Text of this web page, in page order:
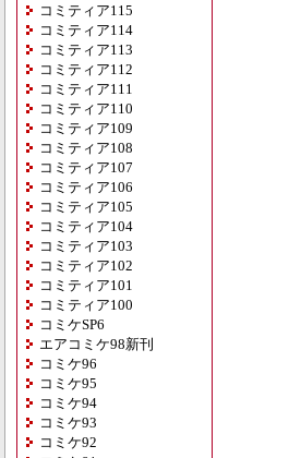
コミティア115
コミティア114
コミティア113
コミティア112
コミティア111
コミティア110
コミティア109
コミティア108
コミティア107
コミティア106
コミティア105
コミティア104
コミティア103
コミティア102
コミティア101
コミティア100
コミケSP6
エアコミケ98新刊
コミケ96
コミケ95
コミケ94
コミケ93
コミケ92